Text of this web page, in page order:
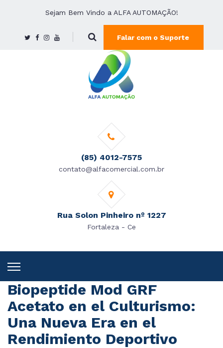
Sejam Bem Vindo a ALFA AUTOMAÇÃO!
Falar com o Suporte
(85) 4012-7575
contato@alfacomercial.com.br
Rua Solon Pinheiro nº 1227
Fortaleza - Ce
Biopeptide Mod GRF
Acetato en el Culturismo:
Una Nueva Era en el
Rendimiento Deportivo